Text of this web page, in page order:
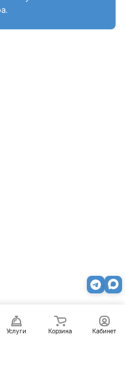
Услуги Корзина Кабинет